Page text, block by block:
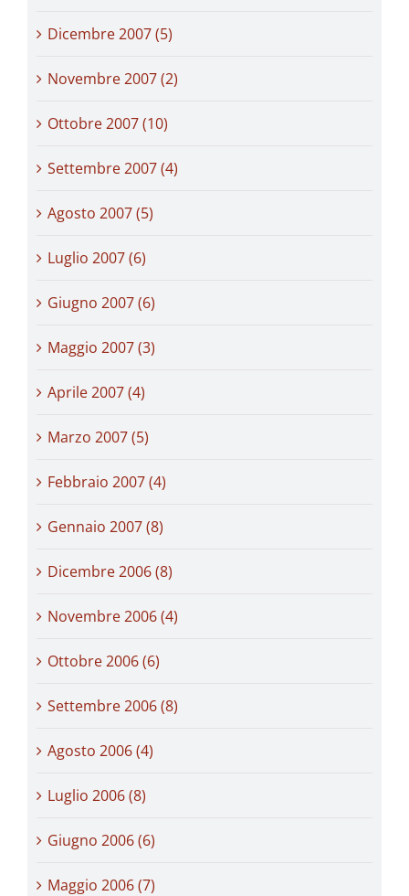
Dicembre 2007 (5)
Novembre 2007 (2)
Ottobre 2007 (10)
Settembre 2007 (4)
Agosto 2007 (5)
Luglio 2007 (6)
Giugno 2007 (6)
Maggio 2007 (3)
Aprile 2007 (4)
Marzo 2007 (5)
Febbraio 2007 (4)
Gennaio 2007 (8)
Dicembre 2006 (8)
Novembre 2006 (4)
Ottobre 2006 (6)
Settembre 2006 (8)
Agosto 2006 (4)
Luglio 2006 (8)
Giugno 2006 (6)
Maggio 2006 (7)